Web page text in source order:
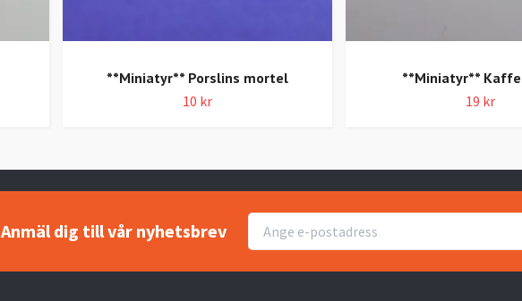
**Miniatyr** Porslins mortel
10 kr
**Miniatyr**
19 kr
Anmäl dig till vår nyhetsbrev